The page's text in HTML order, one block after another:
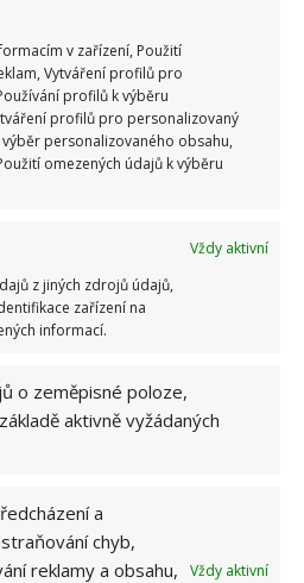
v zařízení, Použití
Vytváření profilů pro
profilů k výběru
profilů pro personalizovaný
personalizovaného obsahu,
omezených údajů k výběru
Vždy aktivní
z jiných zdrojů údajů,
zařízení na
informací.
o zeměpisné poloze,
aktivně vyžádaných
a
chyb,
reklamy a obsahu,
Vždy aktivní
000 Kč hrozí za nesprávné sekání i
Záleží i na prostředku a lokaci
pionýrské tábory za socialismu:
bez problému získá 12 ze 12 bodů
10 retro otázek ukáže, kdo má
řidiči musí získat 10 z 10